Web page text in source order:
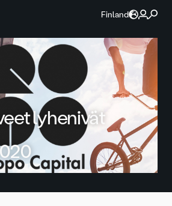
Finland
lyhenivät